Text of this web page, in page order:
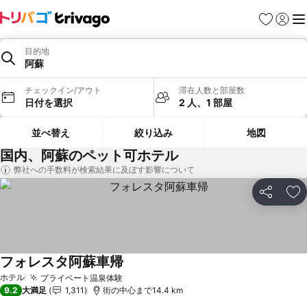
お気に入り
ログイ
メ
目的地
阿蘇
チェックイン/アウト
日付を選択
滞在人数と部屋数
2 人、1 部屋
並べ替え 絞り込み 地図
国内、阿蘇のペット可ホテル
弊社への手数料が検索結果に及ぼす影響について
シェア お
ホテル プライベート温泉体験料金を表示
フォレスタ阿蘇車帰
9.2 大満足 1,311 街の中心まで14.4 km